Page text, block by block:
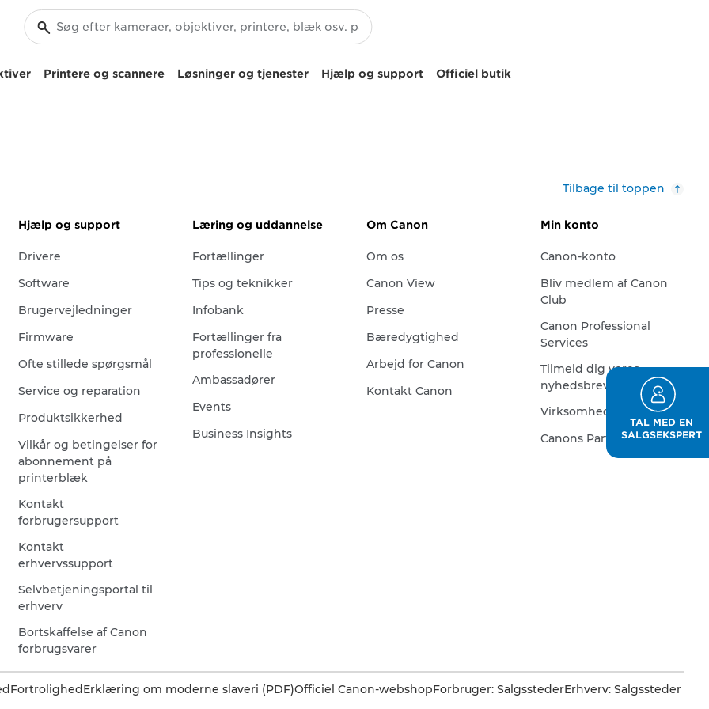
Printere og scannere Løsninger og tjenester Hjælp og support Officiel butik
TAL MED EN
SALGSEKSPERT
Tilbage til toppen
Hjælp og support
Drivere
Software
Brugervejledninger
Firmware
Ofte stillede spørgsmål
Service og reparation
Produktsikkerhed
Vilkår og betingelser for
abonnement på
printerblæk
Kontakt
forbrugersupport
Kontakt
erhvervssupport
Selvbetjeningsportal til
erhverv
Bortskaffelse af Canon
forbrugsvarer
Læring og uddannelse
Fortællinger
Tips og teknikker
Infobank
Fortællinger fra
professionelle
Ambassadører
Events
Business Insights
Om Canon
Om os
Canon View
Presse
Bæredygtighed
Arbejd for Canon
Kontakt Canon
Min konto
Canon-konto
Bliv medlem af Canon
Club
Canon Professional
Services
Tilmeld dig vores
nyhedsbrev
Virksomhedskonto
Canons Partnerprogram
FortrolighedErklæring om moderne slaveri (PDF)Officiel Canon-webshopForbruger: SalgsstederErhverv: Salgssteder